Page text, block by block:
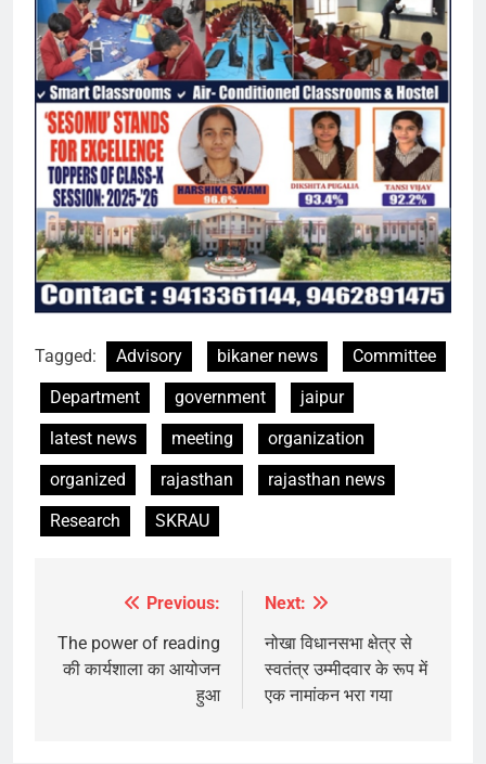
Tagged: Advisory bikaner news
Committee
Department
government
jaipur
latest news
meeting
organization
organized
rajasthan
rajasthan news
Research
SKRAU
navigation
Previous:
The power of reading
की कार्यशाला का आयोजन
हुआ
Next:
नोखा विधानसभा क्षेत्र से
स्वतंत्र उम्मीदवार के रूप में
एक नामांकन भरा गया